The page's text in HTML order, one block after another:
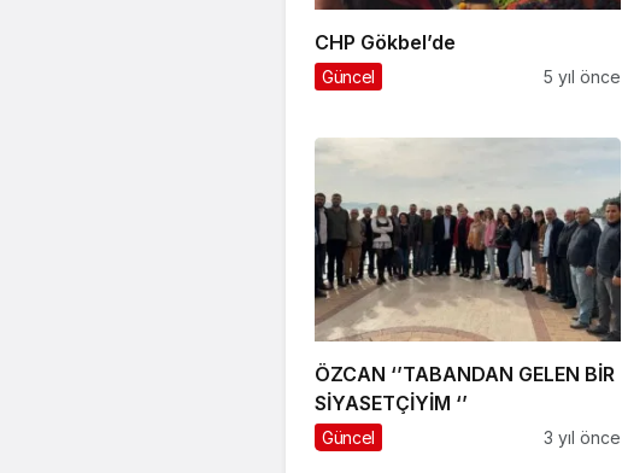
CHP Gökbel’de
Güncel 5 yıl önce
ÖZCAN ‘’TABANDAN GELEN BİR
SİYASETÇİYİM ‘’
Güncel 3 yıl önce